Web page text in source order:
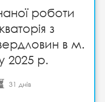
роботи
з
в м.
2025 р.
31 днів